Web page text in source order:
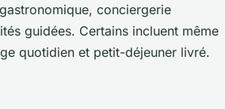
conciergerie
guidées. Certains incluent même
quotidien et petit-déjeuner livré.